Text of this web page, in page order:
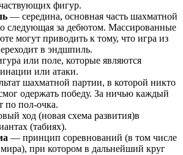
фигур.
— середина, основная часть шахматной
следующая за дебютом. Массированные
могут приводить к тому, что игра из
в эндшпиль.
или поле, которые являются
или атаки.
шахматной партии, в которой никто
одержать победу. За ничью каждый
по пол-очка.
ход (новая схема развития)в
(табиях).
— принцип соревнований (в том числе
при котором в дальнейший круг